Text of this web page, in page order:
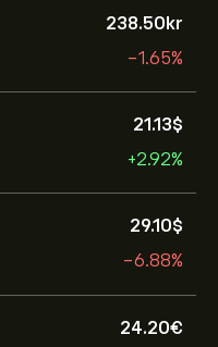
238.50‎kr‎
-1.65%
21.13‎$‎
+2.92%
29.10‎$‎
-6.88%
24.20‎€‎